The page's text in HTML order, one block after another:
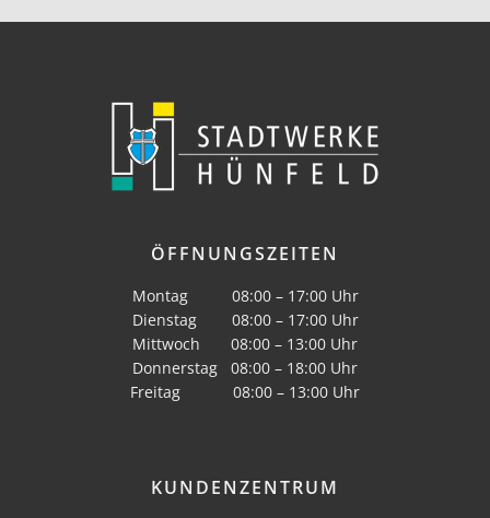
ÖFFNUNGSZEITEN
Montag 08:00 – 17:00 Uhr
Dienstag 08:00 – 17:00 Uhr
Mittwoch 08:00 – 13:00 Uhr
Donnerstag 08:00 – 18:00 Uhr
Freitag 08:00 – 13:00 Uhr
KUNDENZENTRUM